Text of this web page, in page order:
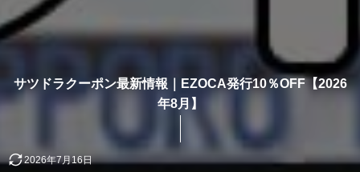
サツドラクーポン最新情報｜EZOCA発行10％OFF【2026
年8月】
2026年7月16日